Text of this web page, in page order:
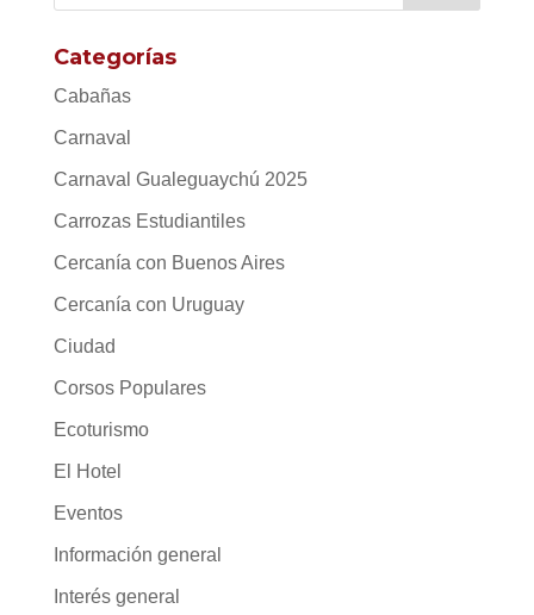
Categorías
Cabañas
Carnaval
Carnaval Gualeguaychú 2025
Carrozas Estudiantiles
Cercanía con Buenos Aires
Cercanía con Uruguay
Ciudad
Corsos Populares
Ecoturismo
El Hotel
Eventos
Información general
Interés general